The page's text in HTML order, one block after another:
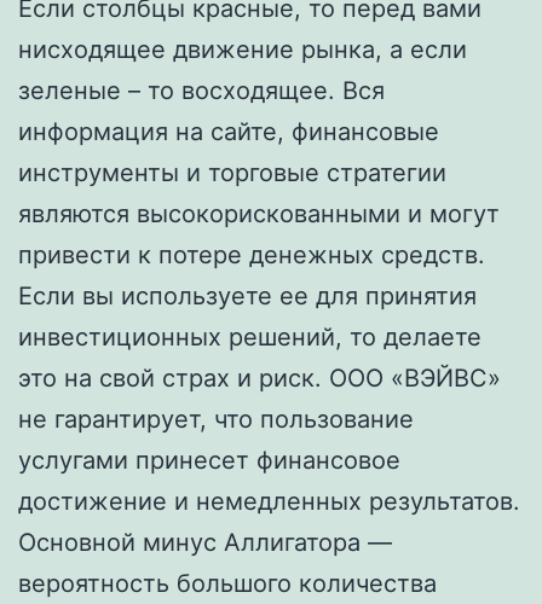
Если столбцы красные, то перед вами
нисходящее движение рынка, а если
зеленые – то восходящее. Вся
информация на сайте, финансовые
инструменты и торговые стратегии
являются высокорискованными и могут
привести к потере денежных средств.
Если вы используете ее для принятия
инвестиционных решений, то делаете
это на свой страх и риск. ООО «ВЭЙВС»
не гарантирует, что пользование
услугами принесет финансовое
достижение и немедленных результатов.
Основной минус Аллигатора —
вероятность большого количества